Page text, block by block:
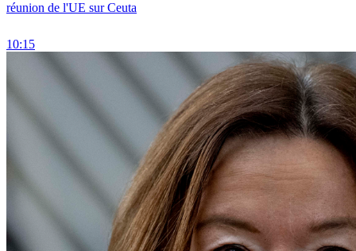
réunion de l'UE sur Ceuta
10:15